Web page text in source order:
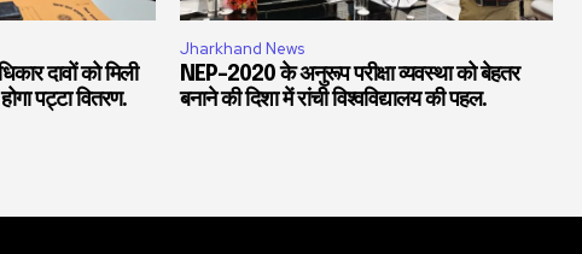
दावों को मिली
पट्टा वितरण.
Jharkhand News
NEP-2020 के अनुरूप परीक्षा व्यवस्था को बेहतर
बनाने की दिशा में रांची विश्वविद्यालय की पहल.